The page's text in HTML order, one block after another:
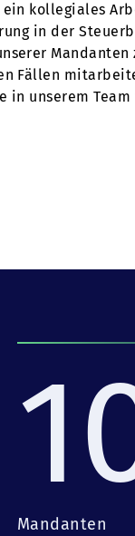
kollegiales
in der
Fällen
unserem
Mandanten